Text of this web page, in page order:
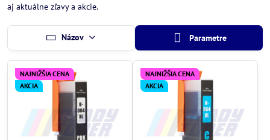
aj aktuálne zľavy a akcie.
Názov Parametre
NAJNIŽŠIA CENA
AKCIA
NAJNIŽŠIA CENA
AKCIA